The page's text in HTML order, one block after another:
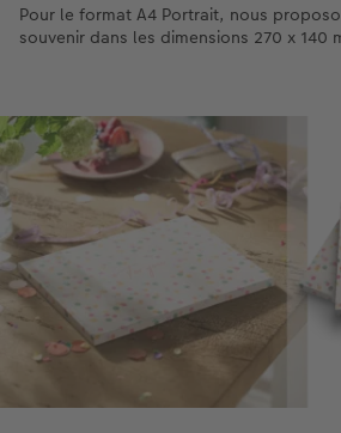
Pour le format A4 Portrait, nous
souvenir dans les dimensions 270 x 140